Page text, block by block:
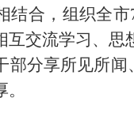
结合，组织全市
互交流学习、思
部分享所见所